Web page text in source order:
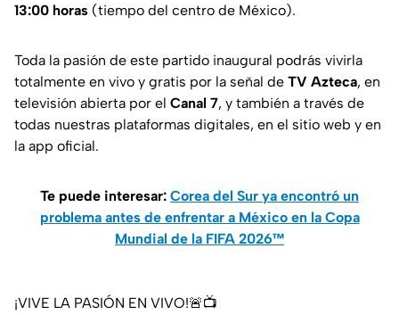
13:00 horas (tiempo del centro de México).
Toda la pasión de este partido inaugural podrás vivirla
totalmente en vivo y gratis por la señal de TV Azteca, en
televisión abierta por el Canal 7, y también a través de
todas nuestras plataformas digitales, en el sitio web y en
la app oficial.
Te puede interesar: Corea del Sur ya encontró un
problema antes de enfrentar a México en la Copa
Mundial de la FIFA 2026™
¡VIVE LA PASIÓN EN VIVO!🚨📺